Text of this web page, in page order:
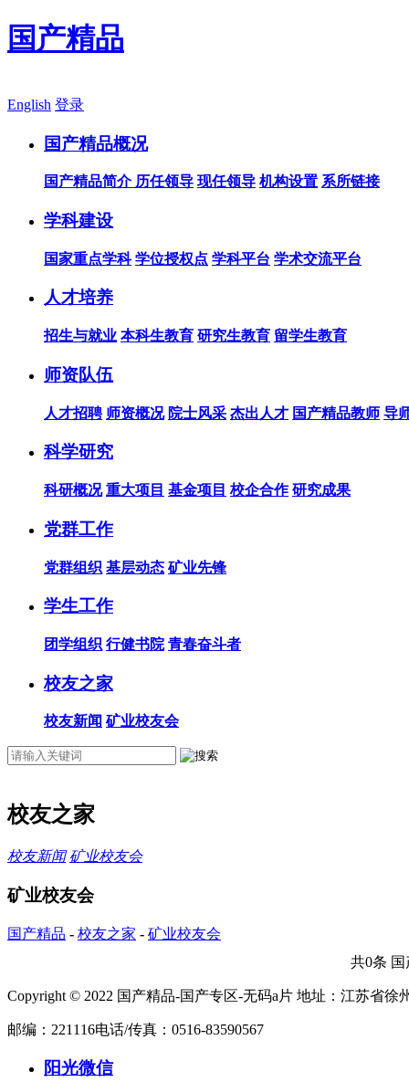
国产精品
English 登录
国产精品概况
国产精品简介 历任领导 现任领导 机构设置 系所链接
学科建设
国家重点学科 学位授权点 学科平台 学术交流平台
人才培养
招生与就业 本科生教育 研究生教育 留学生教育
师资队伍
人才招聘 师资概况 院士风采 杰出人才 国产精品教师 导
科学研究
科研概况 重大项目 基金项目 校企合作 研究成果
党群工作
党群组织 基层动态 矿业先锋
学生工作
团学组织 行健书院 青春奋斗者
校友之家
校友新闻 矿业校友会
校友之家
校友新闻 矿业校友会
矿业校友会
国产精品 - 校友之家 - 矿业校友会
共0条
Copyright © 2022 国产精品-国产专区-无码a片 地址：江苏省徐
邮编：221116电话/传真：0516-83590567
阳光微信